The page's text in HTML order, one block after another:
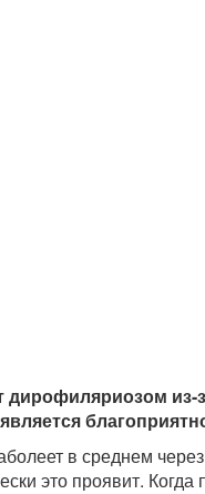
из-
в среднем
это проявит.